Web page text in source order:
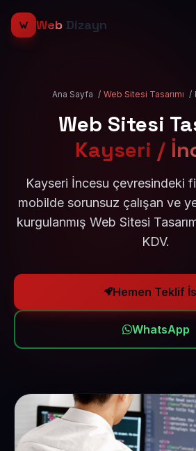
Web Dizayn
Ana Sayfa / Web Sitesi Tasarımı /
Web Sitesi
Kayseri /
Kayseri İncesu çevresindeki
mobilde sorunsuz çalışan ve
kurgulanmış Web Sitesi
KDV.
Hemen Teklif
WhatsApp